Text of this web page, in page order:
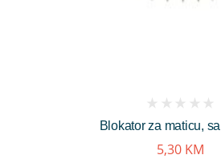
Blokator za maticu,
reviews)
5,30 KM